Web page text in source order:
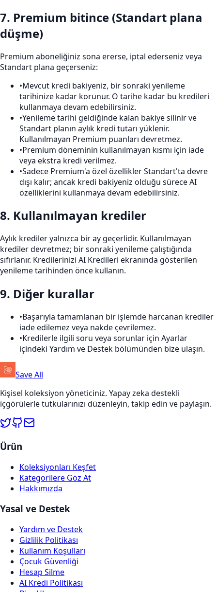
7. Premium bitince (Standart plana
düşme)
Premium aboneliğiniz sona ererse, iptal ederseniz veya
Standart plana geçerseniz:
•Mevcut kredi bakiyeniz, bir sonraki yenileme
tarihinize kadar korunur. O tarihe kadar bu kredileri
kullanmaya devam edebilirsiniz.
•Yenileme tarihi geldiğinde kalan bakiye silinir ve
Standart planın aylık kredi tutarı yüklenir.
Kullanılmayan Premium puanları devretmez.
•Premium döneminin kullanılmayan kısmı için iade
veya ekstra kredi verilmez.
•Sadece Premium'a özel özellikler Standart'ta devre
dışı kalır; ancak kredi bakiyeniz olduğu sürece AI
özelliklerini kullanmaya devam edebilirsiniz.
8. Kullanılmayan krediler
Aylık krediler yalnızca bir ay geçerlidir. Kullanılmayan
krediler devretmez; bir sonraki yenileme çalıştığında
sıfırlanır. Kredilerinizi AI Kredileri ekranında gösterilen
yenileme tarihinden önce kullanın.
9. Diğer kurallar
•Başarıyla tamamlanan bir işlemde harcanan krediler
iade edilemez veya nakde çevrilemez.
•Kredilerle ilgili soru veya sorunlar için Ayarlar
içindeki Yardım ve Destek bölümünden bize ulaşın.
Save All
Kişisel koleksiyon yöneticiniz. Yapay zeka destekli
içgörülerle tutkularınızı düzenleyin, takip edin ve paylaşın.
Ürün
Koleksiyonları Keşfet
Kategorilere Göz At
Hakkımızda
Yasal ve Destek
Yardım ve Destek
Gizlilik Politikası
Kullanım Koşulları
Çocuk Güvenliği
Hesap Silme
AI Kredi Politikası